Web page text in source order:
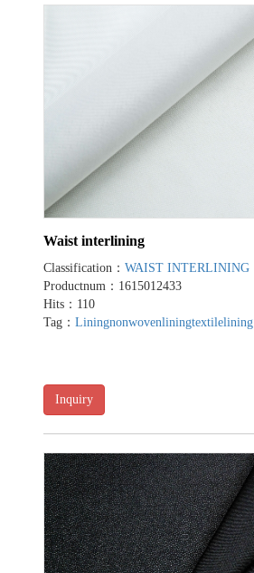
Waist interlining
Classification： WAIST INTERLINING
Productnum：1615012433
Hits：110
Tag： Liningnonwovenliningtextilelining
Inquiry